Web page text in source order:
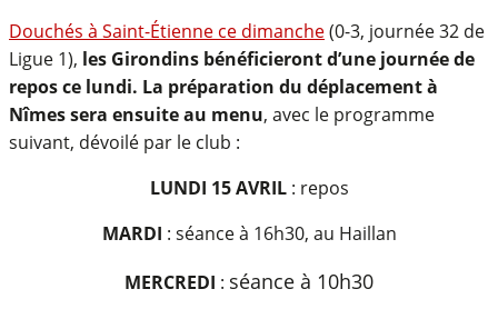
Douchés à Saint-Étienne ce dimanche(0-3, journée 32 de
Ligue 1), les Girondins bénéficieront d’une journée de
repos ce lundi. La préparation du déplacement à
Nîmes sera ensuite au menu, avec le programme
suivant, dévoilé par le club :
LUNDI 15 AVRIL: repos
MARDI : séance à 16h30, au Haillan
MERCREDI : séance à 10h30